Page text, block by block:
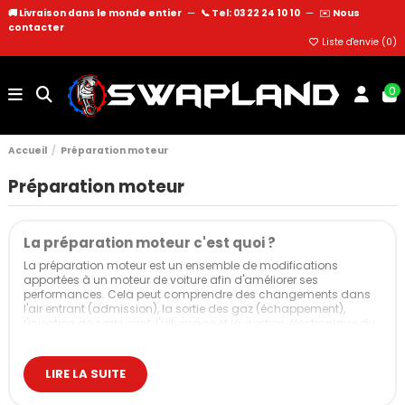
🚚 Livraison dans le monde entier — 📞 Tel: 03 22 24 10 10 — ✉️ Nous
contacter
Liste d'envie (0)
0
Accueil Préparation moteur
Préparation moteur
La préparation moteur c'est quoi ?
La préparation moteur est un ensemble de modifications
apportées à un moteur de voiture afin d'améliorer ses
performances. Cela peut comprendre des changements dans
l'air entrant (admission), la sortie des gaz (échappement),
l'injection de carburant, l'allumage et la gestion électronique du
Pourquoi préparer un moteur ?
L'objectif principal de la préparation moteur est d'augmenter la
LIRE LA SUITE